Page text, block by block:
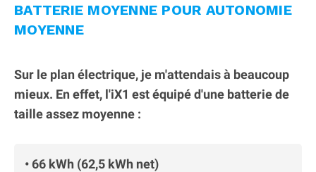
BATTERIE MOYENNE POUR AUTONOMIE
MOYENNE
Sur le plan électrique, je m'attendais à beaucoup
mieux. En effet, l'iX1 est équipé d'une batterie de
taille assez moyenne :
• 66 kWh (62,5 kWh net)